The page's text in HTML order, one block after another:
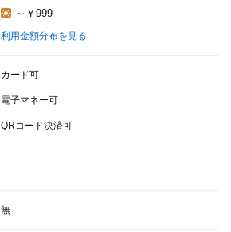
～￥999
利用金額分布を見る
カード可
電子マネー可
QRコード決済可
無